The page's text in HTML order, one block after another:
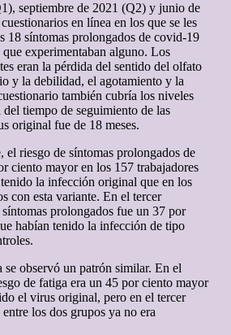
septiembre de 2021 (Q2) y junio de
en línea en los que se les
18 síntomas prolongados de covid-19
que experimentaban alguno. Los
eran la pérdida del sentido del olfato
y la debilidad, el agotamiento y la
también cubría los niveles
tiempo de seguimiento de las
original fue de 18 meses.
el riesgo de síntomas prolongados de
ciento mayor en los 157 trabajadores
la infección original que en los
con esta variante. En el tercer
prolongados fue un 37 por
habían tenido la infección de tipo
se observó un patrón similar. En el
de fatiga era un 45 por ciento mayor
el virus original, pero en el tercer
los dos grupos ya no era